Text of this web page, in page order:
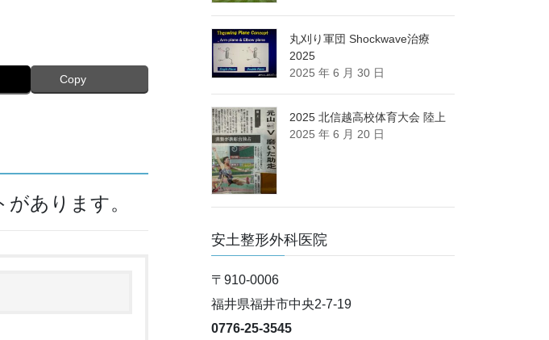
Copy
あります。
丸刈り軍団 Shockwave治療
2025
2025 年 6 月 30 日
2025 北信越高校体育大会 陸上
2025 年 6 月 20 日
安土整形外科医院
〒910-0006
福井県福井市中央2-7-19
0776-25-3545